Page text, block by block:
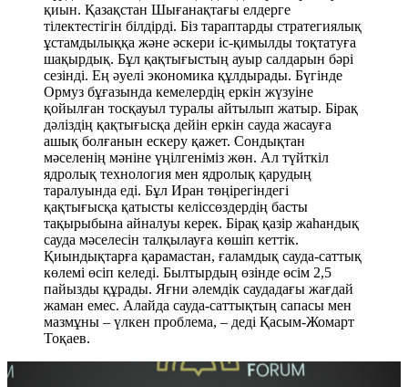
қиын. Қазақстан Шығанақтағы елдерге
тілектестігін білдірді. Біз тараптарды стратегиялық
ұстамдылыққа және әскери іс-қимылды тоқтатуға
шақырдық. Бұл қақтығыстың ауыр салдарын бәрі
сезінді. Ең әуелі экономика құлдырады. Бүгінде
Ормуз бұғазында кемелердің еркін жүзуіне
қойылған тосқауыл туралы айтылып жатыр. Бірақ
дәліздің қақтығысқа дейін еркін сауда жасауға
ашық болғанын ескеру қажет. Сондықтан
мәселенің мәніне үңілгеніміз жөн. Ал түйткіл
ядролық технология мен ядролық қарудың
таралуында еді. Бұл Иран төңірегіндегі
қақтығысқа қатысты келіссөздердің басты
тақырыбына айналуы керек. Бірақ қазір жаһандық
сауда мәселесін талқылауға көшіп кеттік.
Қиындықтарға қарамастан, ғаламдық сауда-саттық
көлемі өсіп келеді. Былтырдың өзінде өсім 2,5
пайызды құрады. Яғни әлемдік саудадағы жағдай
жаман емес. Алайда сауда-саттықтың сапасы мен
мазмұны – үлкен проблема, – деді Қасым-Жомарт
Тоқаев.